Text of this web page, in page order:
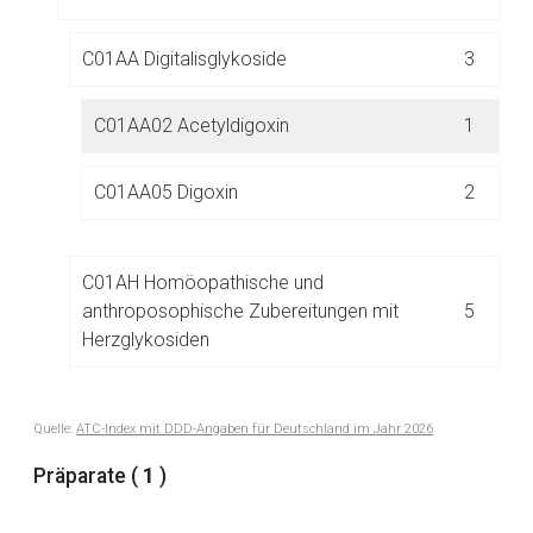
C01AA Digitalisglykoside 3
C01AA02 Acetyldigoxin 1
C01AA05 Digoxin 2
C01AH Homöopathische und
anthroposophische Zubereitungen mit
Herzglykosiden
5
C01B ANTIARRHYTHMIKA, KLASSE I UND III
Quelle: ATC-Index mit DDD-Angaben für Deutschland im Jahr 2026
Präparate ( 1 )
Der von Ihnen aufgerufene Link öffnet eine externe Web-
Betreiber verantwortlich. Ebenso gelten dort ggf. andere